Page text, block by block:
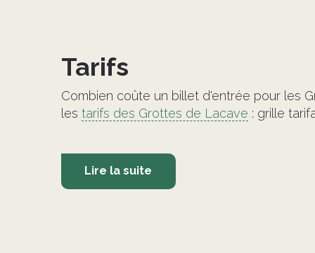
Tarifs
Combien coûte un billet d'entrée pour les
les tarifs des Grottes de Lacave : grille
Lire la suite